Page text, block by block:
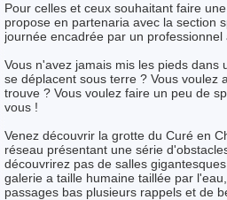
Pour celles et ceux souhaitant faire
propose en partenaria avec la section
journée encadrée par un professionnel
Vous n'avez jamais mis les pieds
se déplacent sous terre ? Vous
trouve ? Vous voulez faire un peu de
vous !
Venez découvrir la grotte du Curé en
réseau présentant une série
découvrirez pas de salles
galerie a taille humaine taillée par
passages bas plusieurs rappels et de